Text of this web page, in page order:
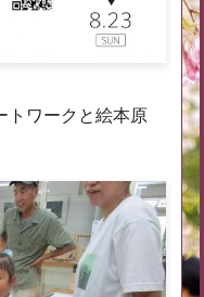
ワークと絵本原